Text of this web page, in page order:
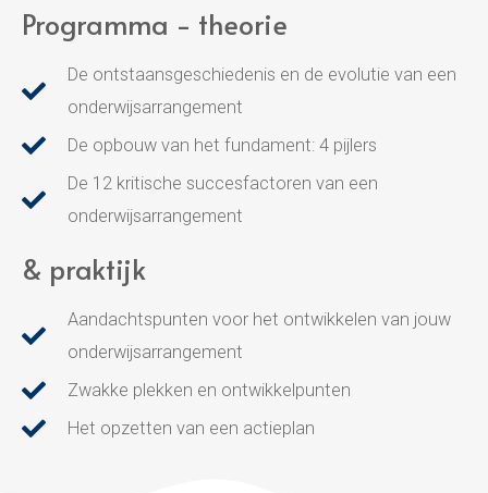
Programma - theorie
De ontstaansgeschiedenis en de evolutie van een
onderwijsarrangement
De opbouw van het fundament: 4 pijlers
De 12 kritische succesfactoren van een
onderwijsarrangement
& praktijk
Aandachtspunten voor het ontwikkelen van jouw
onderwijsarrangement
Zwakke plekken en ontwikkelpunten
Het opzetten van een actieplan